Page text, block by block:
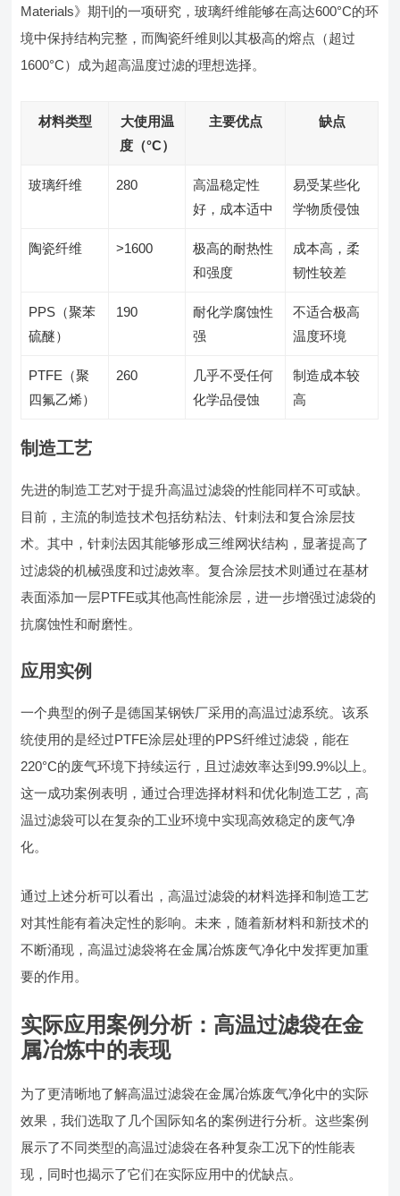
Materials》期刊的一项研究，玻璃纤维能够在高达600°C的环
境中保持结构完整，而陶瓷纤维则以其极高的熔点（超过
1600°C）成为超高温度过滤的理想选择。
材料类型
大使用温
度（°C）
主要优点 缺点
玻璃纤维 280
高温稳定性
好，成本适中
易受某些化
学物质侵蚀
陶瓷纤维 >1600
极高的耐热性
和强度
成本高，柔
韧性较差
PPS（聚苯
硫醚）
190
耐化学腐蚀性
强
不适合极高
温度环境
PTFE（聚
四氟乙烯）
260
几乎不受任何
化学品侵蚀
制造成本较
高
制造工艺
先进的制造工艺对于提升高温过滤袋的性能同样不可或缺。
目前，主流的制造技术包括纺粘法、针刺法和复合涂层技
术。其中，针刺法因其能够形成三维网状结构，显著提高了
过滤袋的机械强度和过滤效率。复合涂层技术则通过在基材
表面添加一层PTFE或其他高性能涂层，进一步增强过滤袋的
抗腐蚀性和耐磨性。
应用实例
一个典型的例子是德国某钢铁厂采用的高温过滤系统。该系
统使用的是经过PTFE涂层处理的PPS纤维过滤袋，能在
220°C的废气环境下持续运行，且过滤效率达到99.9%以上。
这一成功案例表明，通过合理选择材料和优化制造工艺，高
温过滤袋可以在复杂的工业环境中实现高效稳定的废气净
化。
通过上述分析可以看出，高温过滤袋的材料选择和制造工艺
对其性能有着决定性的影响。未来，随着新材料和新技术的
不断涌现，高温过滤袋将在金属冶炼废气净化中发挥更加重
要的作用。
实际应用案例分析：高温过滤袋在金
属冶炼中的表现
为了更清晰地了解高温过滤袋在金属冶炼废气净化中的实际
效果，我们选取了几个国际知名的案例进行分析。这些案例
展示了不同类型的高温过滤袋在各种复杂工况下的性能表
现，同时也揭示了它们在实际应用中的优缺点。